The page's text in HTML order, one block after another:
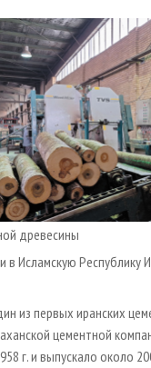
древесины
в Исламскую Республику
из первых иранских
цементной
г. и выпускало около